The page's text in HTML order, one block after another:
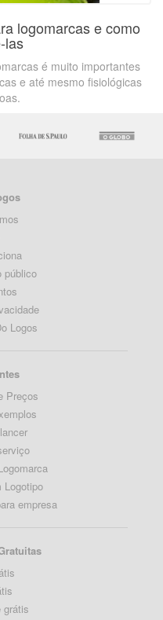
logomarcas e como
las
é muito importantes
e até mesmo fisiológicas
público
Logos
Preços
Logotipo
empresa
grátis